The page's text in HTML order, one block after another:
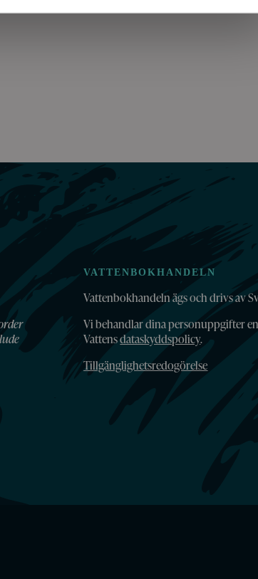
VATTENBOKHANDELN
Vattenbokhandeln ägs och drivs av
Vi behandlar dina personuppgifter
Vattensdataskyddspolicy.
Tillgänglighetsredogörelse